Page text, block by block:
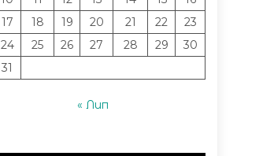
17
18 19 20 21 22
23
24
25 26 27 28 29
30
31
« Лип